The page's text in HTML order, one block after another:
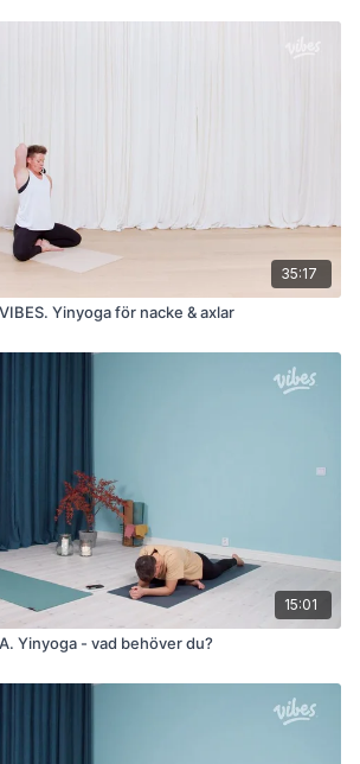
35:17
Yinyoga för nacke & axlar
15:01
Yinyoga - vad behöver du?